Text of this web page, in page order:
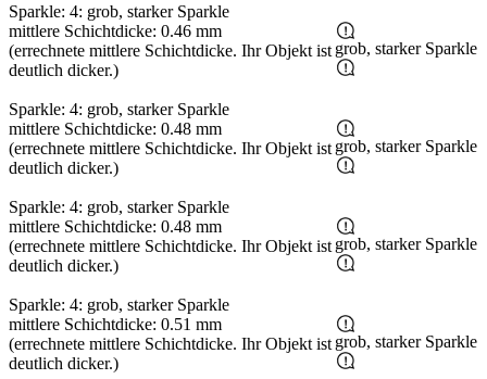
Sparkle: 4: grob, starker Sparkle
mittlere Schichtdicke: 0.46 mm
(errechnete mittlere Schichtdicke. Ihr Objekt ist
deutlich dicker.)
Sparkle: 4: grob, starker Sparkle
grob, starker Sparkle
mittlere Schichtdicke: 0.48 mm
(errechnete mittlere Schichtdicke. Ihr Objekt ist
deutlich dicker.)
Sparkle: 4: grob, starker Sparkle
grob, starker Sparkle
mittlere Schichtdicke: 0.48 mm
(errechnete mittlere Schichtdicke. Ihr Objekt ist
deutlich dicker.)
Sparkle: 4: grob, starker Sparkle
grob, starker Sparkle
mittlere Schichtdicke: 0.51 mm
(errechnete mittlere Schichtdicke. Ihr Objekt ist
deutlich dicker.)
grob, starker Sparkle